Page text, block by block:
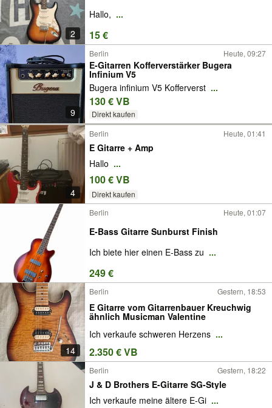
2
Hallo, ...
15 €
9
Berlin Heute, 09:27
E-Gitarren Kofferverstärker Bugera
Infinium V5
Bugera infinium V5 Kofferverst ...
130 € VB
Direkt kaufen
4
Berlin Heute, 01:41
E Gitarre + Amp
Hallo ...
100 € VB
Direkt kaufen
Berlin
Heute, 01:07
E-Bass Gitarre Sunburst Finish
Ich biete hier einen E-Bass zu ...
249 €
14
Berlin Gestern, 18:53
E Gitarre vom Gitarrenbauer Kreuchwig
ähnlich Musicman Valentine
Ich verkaufe schweren Herzens ...
2.350 € VB
Berlin Gestern, 18:22
J & D Brothers E-Gitarre SG-Style
Ich verkaufe meine ältere E-Gi ...